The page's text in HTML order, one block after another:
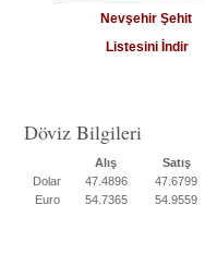
Nevşehir Şehit
Listesini İndir
Döviz Bilgileri
Alış
Satış
Dolar
47.4896
47.6799
Euro
54.7365 54.9559